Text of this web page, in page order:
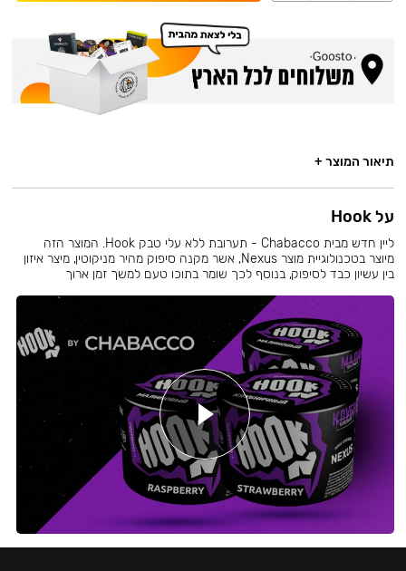
תיאור המוצר +
על Hook
ליין חדש מבית Chabacco - תערובת ללא עלי טבק Hook. המוצר הזה
מיוצר בטכנולוגיית מוצר Nexus, אשר מקנה סיפוק מהיר מניקוטין, מיצר איזון
בין עשיון כבד לסיפוק, בנוסף לכך שומר בתוכו טעם למשך זמן ארוך